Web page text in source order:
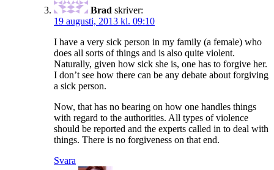
Brad skriver:
19 augusti, 2013 kl. 09:10
I have a very sick person in my family (a female) who
does all sorts of things and is also quite violent.
Naturally, given how sick she is, one has to forgive her.
I don’t see how there can be any debate about forgiving
a sick person.
Now, that has no bearing on how one handles things
with regard to the authorities. All types of violence
should be reported and the experts called in to deal with
things. There is no forgiveness on that end.
Svara